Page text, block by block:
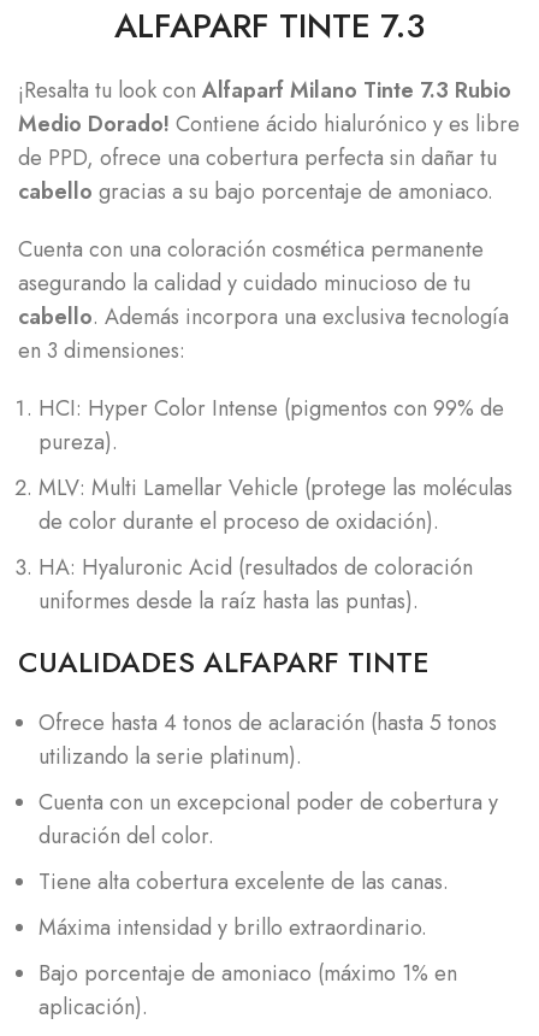
ALFAPARF TINTE 7.3
¡Resalta tu look con Alfaparf Milano Tinte 7.3 Rubio
Medio Dorado! Contiene ácido hialurónico y es libre
de PPD, ofrece una cobertura perfecta sin dañar tu
cabello gracias a su bajo porcentaje de amoniaco.
Cuenta con una coloración cosmética permanente
asegurando la calidad y cuidado minucioso de tu
cabello. Además incorpora una exclusiva tecnología
en 3 dimensiones:
HCI: Hyper Color Intense (pigmentos con 99% de
pureza).
MLV: Multi Lamellar Vehicle (protege las moléculas
de color durante el proceso de oxidación).
HA: Hyaluronic Acid (resultados de coloración
uniformes desde la raíz hasta las puntas).
CUALIDADES ALFAPARF TINTE
Ofrece hasta 4 tonos de aclaración (hasta 5 tonos
utilizando la serie platinum).
Cuenta con un excepcional poder de cobertura y
duración del color.
Tiene alta cobertura excelente de las canas.
Máxima intensidad y brillo extraordinario.
Bajo porcentaje de amoniaco (máximo 1% en
aplicación).